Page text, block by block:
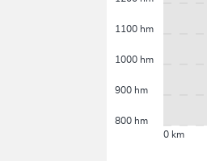
0 km
800 hm
900 hm
1000 hm
1100 hm